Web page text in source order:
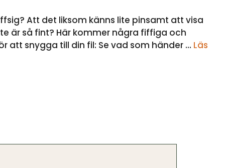
Att det liksom känns lite pinsamt att visa
är så fint? Här kommer några fiffiga och
att snygga till din fil: Se vad som händer … Läs